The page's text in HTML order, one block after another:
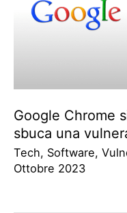
Google Chrome
sbuca una
Tech, Software,
Ottobre 2023